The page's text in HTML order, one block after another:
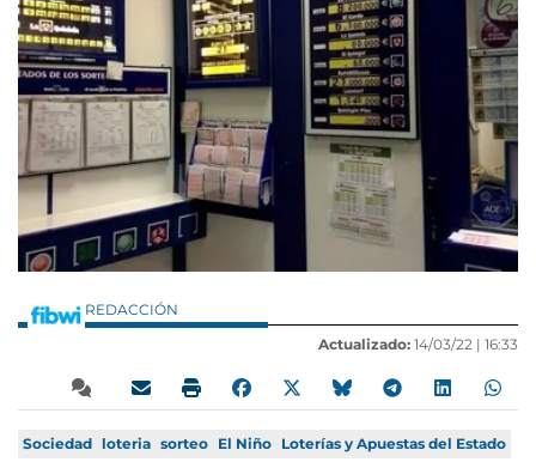
REDACCIÓN
Actualizado: 14/03/22 | 16:33
Sociedad loteria sorteo El Niño Loterías y Apuestas del Estado